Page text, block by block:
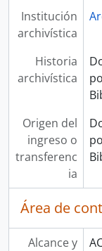
Institución
archivística
Historia
archivística
Origen del
ingreso o
transferenc
ia
Área de
Alcance y